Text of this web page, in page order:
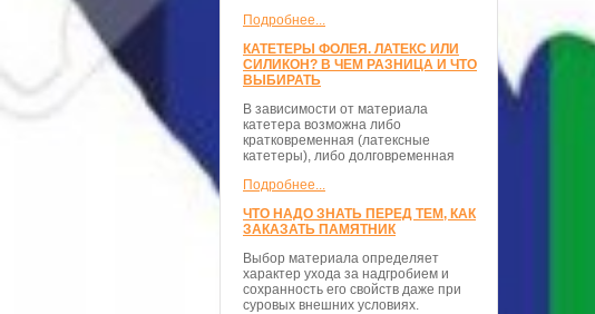
Подробнее...
КАТЕТЕРЫ ФОЛЕЯ. ЛАТЕКС ИЛИ
СИЛИКОН? В ЧЕМ РАЗНИЦА И ЧТО
ВЫБИРАТЬ
В зависимости от материала
катетера возможна либо
кратковременная (латексные
катетеры), либо долговременная
Подробнее...
ЧТО НАДО ЗНАТЬ ПЕРЕД ТЕМ, КАК
ЗАКАЗАТЬ ПАМЯТНИК
Выбор материала определяет
характер ухода за надгробием и
сохранность его свойств даже при
суровых внешних условиях.